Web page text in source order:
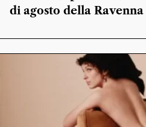
di agosto della Ravenna